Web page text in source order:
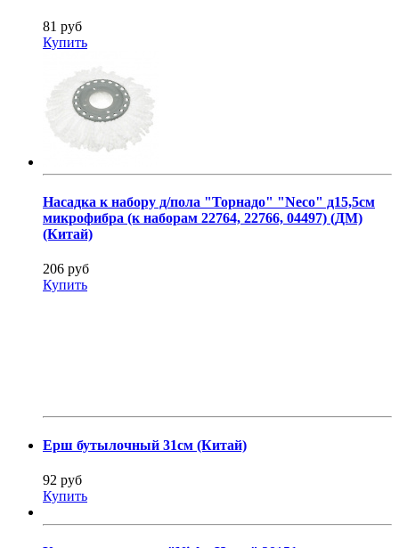
81 руб
Купить
Насадка к набору д/пола "Торнадо" "Neco" д15,5см
микрофибра (к наборам 22764, 22766, 04497) (ДМ)
(Китай)
206 руб
Купить
Ерш бутылочный 31см (Китай)
92 руб
Купить